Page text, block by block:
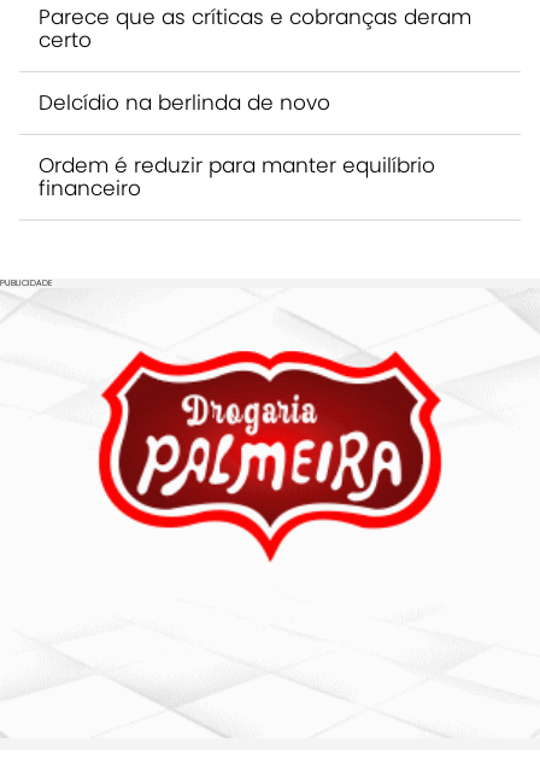
Parece que as críticas e cobranças deram
certo
Delcídio na berlinda de novo
Ordem é reduzir para manter equilíbrio
financeiro
PUBLICIDADE